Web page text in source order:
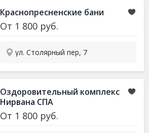
Краснопресненские бани
От 1 800 руб.
ул. Столярный пер, 7
Оздоровительный комплекс
Нирвана СПА
От 1 800 руб.